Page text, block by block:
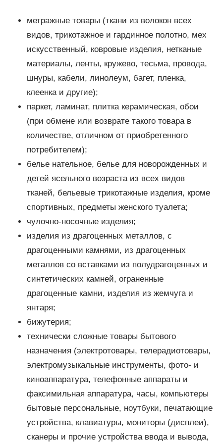
метражные товары (ткани из волокон всех
видов, трикотажное и гардинное полотно, мех
искусственный, ковровые изделия, нетканые
материалы, ленты, кружево, тесьма, провода,
шнуры, кабели, линолеум, багет, пленка,
клеенка и другие);
паркет, ламинат, плитка керамическая, обои
(при обмене или возврате такого товара в
количестве, отличном от приобретенного
потребителем);
белье нательное, белье для новорожденных и
детей ясельного возраста из всех видов
тканей, бельевые трикотажные изделия, кроме
спортивных, предметы женского туалета;
чулочно-носочные изделия;
изделия из драгоценных металлов, с
драгоценными камнями, из драгоценных
металлов со вставками из полудрагоценных и
синтетических камней, ограненные
драгоценные камни, изделия из жемчуга и
янтаря;
бижутерия;
технически сложные товары бытового
назначения (электротовары, телерадиотовары,
электромузыкальные инструменты, фото- и
киноаппаратура, телефонные аппараты и
факсимильная аппаратура, часы, компьютеры
бытовые персональные, ноутбуки, печатающие
устройства, клавиатуры, мониторы (дисплеи),
сканеры и прочие устройства ввода и вывода,